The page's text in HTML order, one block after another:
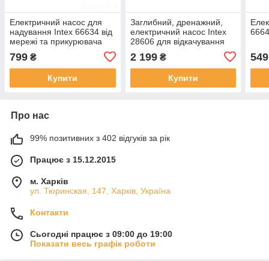
Електричний насос для
надування Intex 66634 від
мережі та прикурювача
(220-240 V, 12 V, 480 л/хв)
799 ₴
Купити
Заглибний, дренажний,
електричний насос Intex
28606 для відкачування
2 199₴
Купити
549
Про нас
99% позитивних з 402 відгуків за рік
Працює з 15.12.2015
м. Харків
ул. Тюринская, 147, Харків, Україна
Контакти
Сьогодні працює з 09:00 до 19:00
Показати весь графік роботи